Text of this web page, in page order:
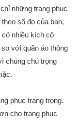
những trang phục
số đo của bạn,
có nhiều kích cỡ
với quần áo thông
chúng chú trọng
phục trang trọng.
cho trang phục